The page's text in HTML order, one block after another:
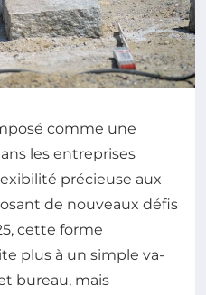
comme une
les entreprises
précieuse aux
de nouveaux défis
cette forme
plus à un simple va-
bureau, mais